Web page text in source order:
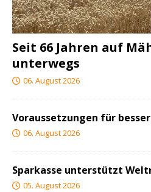
Seit 66 Jahren auf
unterwegs
06. August 2026
Voraussetzungen für
06. August 2026
Sparkasse unterstützt
05. August 2026